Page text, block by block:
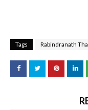
Tags Rabindranath